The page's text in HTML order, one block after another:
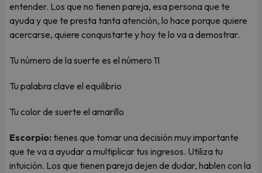
entender. Los que no tienen pareja, esa persona que te
ayuda y que te presta tanta atención, lo hace porque quiere
acercarse, quiere conquistarte y hoy te lo va a demostrar.
Tu número de la suerte es el número 11
Tu palabra clave el equilibrio
Tu color de suerte el amarillo
Escorpio: tienes que tomar una decisión muy importante
que te va a ayudar a multiplicar tus ingresos. Utiliza tu
intuición. Los que tienen pareja dejen de dudar, hablen con la